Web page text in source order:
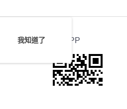
官方APP
我知道了